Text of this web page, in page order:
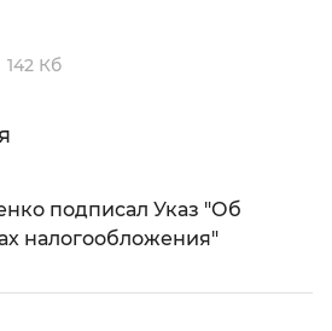
142 Кб
подписал Указ "Об
налогообложения"